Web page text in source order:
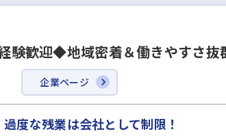
験歓迎◆地域密着＆働きやすさ
企業ページ
度な残業は会社として制限！